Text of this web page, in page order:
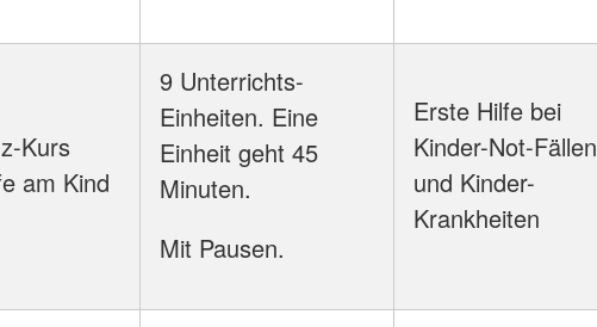
Kurs
am Kind
9 Unterrichts-
Einheiten. Eine
Einheit geht 45
Minuten.
Mit Pausen.
Erste Hilfe bei
Kinder-Not-Fällen
und Kinder-
Krankheiten